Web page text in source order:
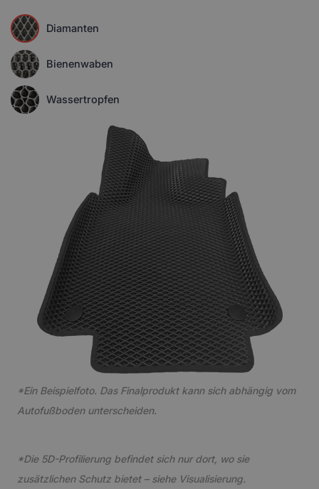
Diamanten
Bienenwaben
Wassertropfen
*Ein Beispielfoto. Das Finalprodukt kann sich abhängig vom
Autofußboden unterscheiden.
*Die 5D-Profilierung befindet sich nur dort, wo sie
zusätzlichen Schutz bietet – siehe Visualisierung.